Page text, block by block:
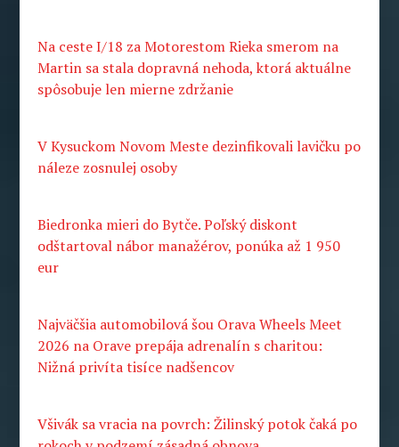
Na ceste I/18 za Motorestom Rieka smerom na
Martin sa stala dopravná nehoda, ktorá aktuálne
spôsobuje len mierne zdržanie
V Kysuckom Novom Meste dezinfikovali lavičku po
náleze zosnulej osoby
Biedronka mieri do Bytče. Poľský diskont
odštartoval nábor manažérov, ponúka až 1 950
eur
Najväčšia automobilová šou Orava Wheels Meet
2026 na Orave prepája adrenalín s charitou:
Nižná privíta tisíce nadšencov
Všivák sa vracia na povrch: Žilinský potok čaká po